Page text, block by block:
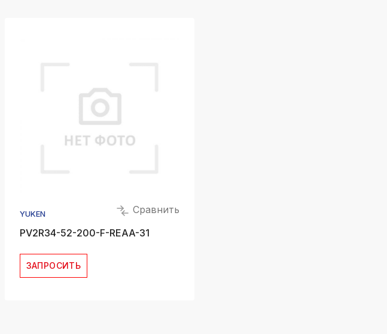
YUKEN
Сравнить
PV2R34-52-200-F-REAA-31
ЗАПРОСИТЬ